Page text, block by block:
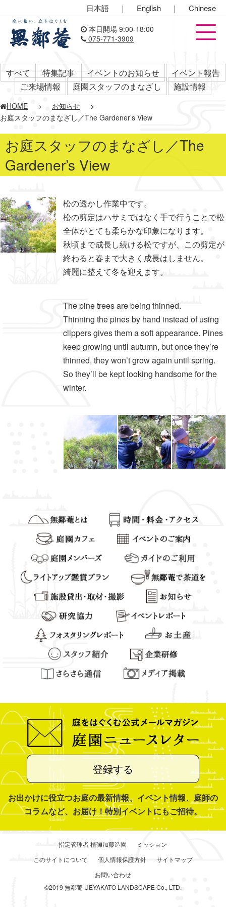
日本語 ｜ English ｜ Chinese
本日開場 9:00-18:00
075-771-3909
すべて 特集記事 イベントのお知らせ
イベント報告
ご来場情報
庭園スタッフのまなざし 施設情報
HOME > お知らせ
>
お庭スタッフのまなざし／The Gardener’s View
お庭スタッフのまなざし／The
Gardener’s View
松の透かし作業中です。
松の剪定はハサミではなく手で行うことで松
全体がとても柔らかな印象になります。
秋頃まで成長し続ける松ですが、この剪定が
終わると春まで大きく成長はしません。
綺麗に整えて冬を迎えます。
The pine trees are being thinned.
Thinning the pines by hand instead of using
clippers gives them a soft appearance. Pines
keep growing until autumn, but once they’re
thinned, they won’t grow again until spring.
So they’ll be kept looking handsome for the
winter.
登録する
お出かけに役立つお庭の最新情報、イベント情報、庭師の
コラムなど、お届け！特別イベントにもご招待。
指定管理者 植彌加藤造園
ミッション
このサイトについて
個人情報保護方針
サイトマップ
お問い合わせ
©2019 無鄰菴 UEYAKATO LANDSCAPE Co., LTD.